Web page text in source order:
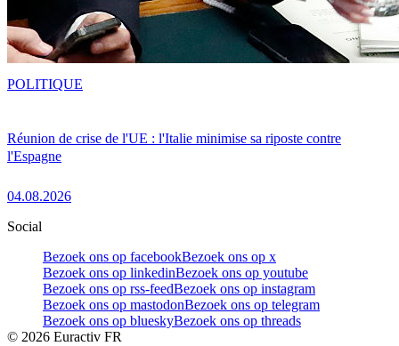
Réunion de crise de l'UE : l'Italie minimise sa riposte contre
l'Espagne
04.08.2026
POLITIQUE
Social
Bezoek ons op facebookBezoek ons op x
Bezoek ons op linkedinBezoek ons op youtube
Bezoek ons op rss-feedBezoek ons op instagram
Bezoek ons op mastodonBezoek ons op telegram
Bezoek ons op blueskyBezoek ons op threads
© 2026 Euractiv FR